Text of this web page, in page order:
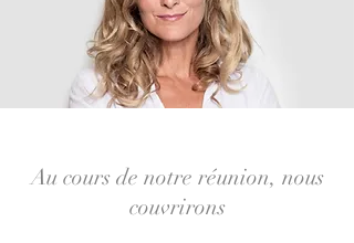
Au cours de notre réunion, nous
couvrirons